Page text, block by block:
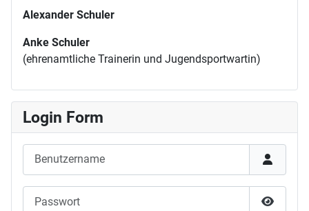
Alexander Schuler
Anke Schuler
(ehrenamtliche Trainerin und Jugendsportwartin)
Login Form
Benutzername